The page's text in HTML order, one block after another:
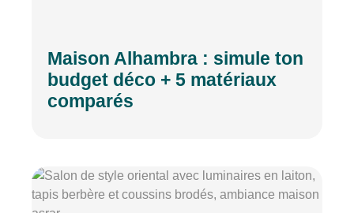
Maison Alhambra : simule ton
budget déco + 5 matériaux
comparés